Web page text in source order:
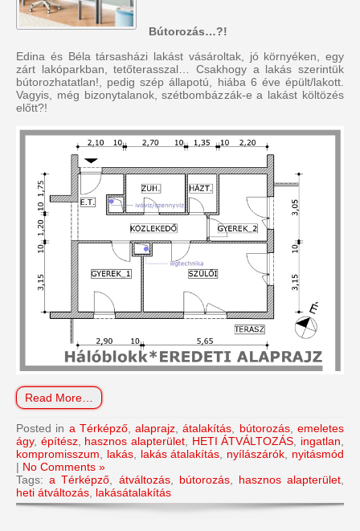
Bútorozás…?!
Edina és Béla társasházi lakást vásároltak, jó környéken, egy
zárt lakóparkban, tetőterasszal… Csakhogy a lakás szerintük
bútorozhatatlan!, pedig szép állapotú, hiába 6 éve épült/lakott.
Vagyis, még bizonytalanok, szétbombázzák-e a lakást költözés
előtt?!
Read More…
Posted in a Térképző,alaprajz ,átalakítás bútorozás,emeletes
ágy, építész, hasznos alapterület HETI ÁTVÁLTOZÁS ingatlan
kompromisszum
lakás, lakás átalakítás nyílászárók
nyitásmód
| No Comments »
Tags:a Térképző átváltozás, bútorozás, hasznos alapterület
heti átváltozás lakásátalakítás